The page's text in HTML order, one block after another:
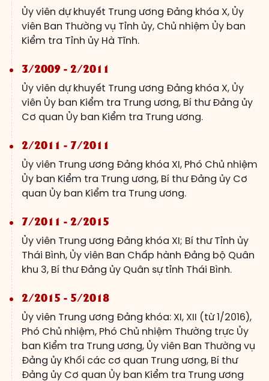
Ủy viên dự khuyết Trung ương Đảng khóa X, Ủy
viên Ban Thường vụ Tỉnh ủy, Chủ nhiệm Ủy ban
Kiểm tra Tỉnh ủy Hà Tĩnh.
3/2009 - 2/2011
Ủy viên dự khuyết Trung ương Đảng khóa X, Ủy
viên Ủy ban Kiểm tra Trung ương, Bí thư Đảng ủy
Cơ quan Ủy ban Kiểm tra Trung ương.
2/2011 - 7/2011
Ủy viên Trung ương Đảng khóa XI, Phó Chủ nhiệm
Ủy ban Kiểm tra Trung ương, Bí thư Đảng ủy Cơ
quan Ủy ban Kiểm tra Trung ương.
7/2011 - 2/2015
Ủy viên Trung ương Đảng khóa XI; Bí thư Tỉnh ủy
Thái Bình, Ủy viên Ban Chấp hành Đảng bộ Quân
khu 3, Bí thư Đảng ủy Quân sự tỉnh Thái Bình.
2/2015 - 5/2018
Ủy viên Trung ương Đảng khóa: XI, XII (từ 1/2016),
Phó Chủ nhiệm, Phó Chủ nhiệm Thường trực Ủy
ban Kiểm tra Trung ương, Ủy viên Ban Thường vụ
Đảng ủy Khối các cơ quan Trung ương, Bí thư
Đảng ủy Cơ quan Ủy ban Kiểm tra Trung ương